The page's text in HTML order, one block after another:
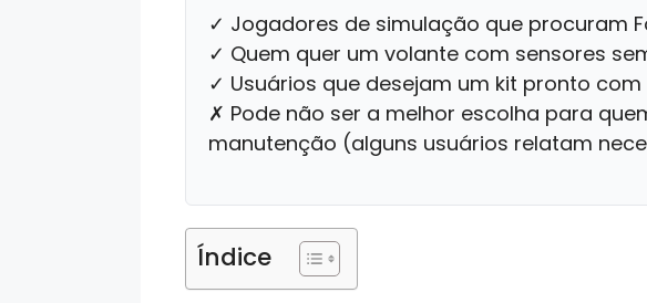
✓ Jogadores de simulação que procuram
✓ Quem quer um volante com sensores
✓ Usuários que desejam um kit pronto
✗ Pode não ser a melhor escolha para
manutenção (alguns usuários relatam
Índice